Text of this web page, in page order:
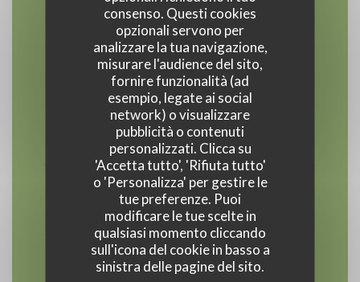
consenso. Questi cookies
opzionali servono per
analizzare la tua navigazione,
misurare l'audience del sito,
fornire funzionalità (ad
esempio, legate ai social
network) o visualizzare
pubblicità o contenuti
personalizzati. Clicca su
'Accetta tutto', 'Rifiuta tutto'
o 'Personalizza' per gestire le
tue preferenze. Puoi
modificare le tue scelte in
qualsiasi momento cliccando
sull'icona del cookie in basso a
sinistra delle pagine del sito.
Orari
Lunedi
Chiuso
Mar- Mer
12:00 - 13:30
19:15 - 21:00
Giovedi